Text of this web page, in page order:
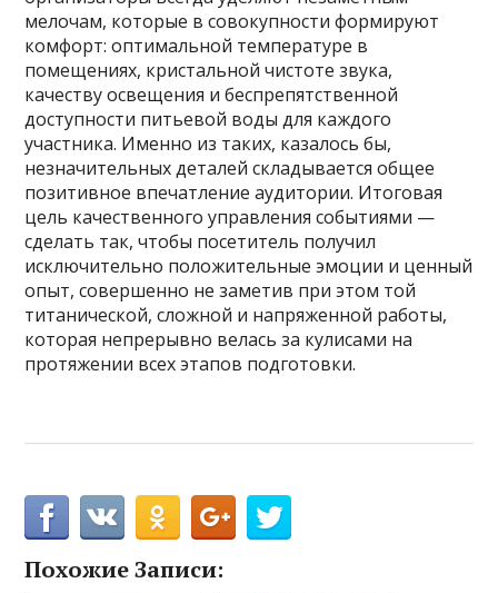
мелочам, которые в совокупности формируют
комфорт: оптимальной температуре в
помещениях, кристальной чистоте звука,
качеству освещения и беспрепятственной
доступности питьевой воды для каждого
участника. Именно из таких, казалось бы,
незначительных деталей складывается общее
позитивное впечатление аудитории. Итоговая
цель качественного управления событиями —
сделать так, чтобы посетитель получил
исключительно положительные эмоции и ценный
опыт, совершенно не заметив при этом той
титанической, сложной и напряженной работы,
которая непрерывно велась за кулисами на
протяжении всех этапов подготовки.
Похожие Записи: